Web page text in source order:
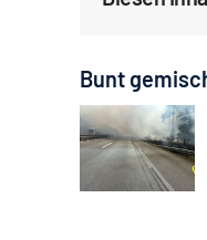
Bunt